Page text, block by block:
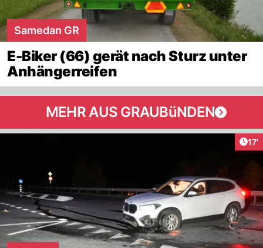
Samedan GR
E-Biker (66) gerät nach Sturz unter
Anhängerreifen
MEHR AUS GRAUBüNDEN
17'